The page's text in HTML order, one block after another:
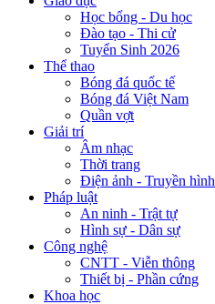
Học bổng - Du học
Đào tạo - Thi cử
Tuyển Sinh 2026
Thể thao
Bóng đá quốc tế
Bóng đá Việt Nam
Quần vợt
Giải trí
Âm nhạc
Thời trang
Điện ảnh - Truyền hình
Pháp luật
An ninh - Trật tự
Hình sự - Dân sự
Công nghệ
CNTT - Viễn thông
Thiết bị - Phần cứng
Khoa học